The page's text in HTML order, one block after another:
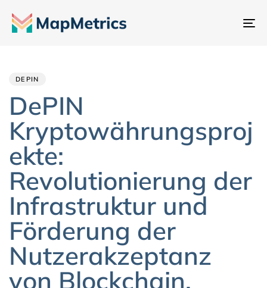
DEPIN
DePIN
Kryptowährungsproj
ekte:
Revolutionierung der
Infrastruktur und
Förderung der
Nutzerakzeptanz
von Blockchain.